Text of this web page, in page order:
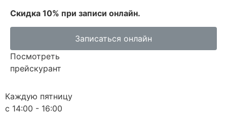
Скидка 10% при записи онлайн.
Записаться онлайн
Посмотреть
прейскурант
Каждую пятницу
с 14:00 - 16:00